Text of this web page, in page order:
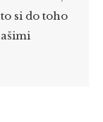
si do toho